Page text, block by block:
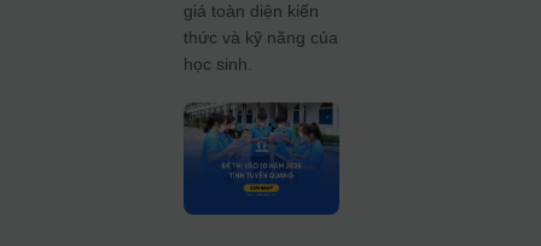
giá toàn diện kiến
thức và kỹ năng của
học sinh.